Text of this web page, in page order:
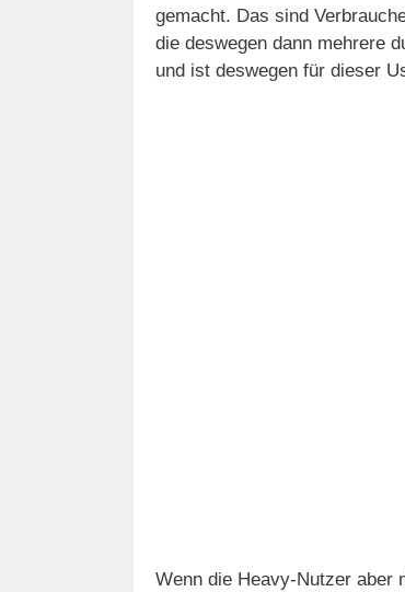
gemacht. Das sind
die deswegen dann mehrere
und ist deswegen für dieser
Wenn die Heavy-Nutzer aber